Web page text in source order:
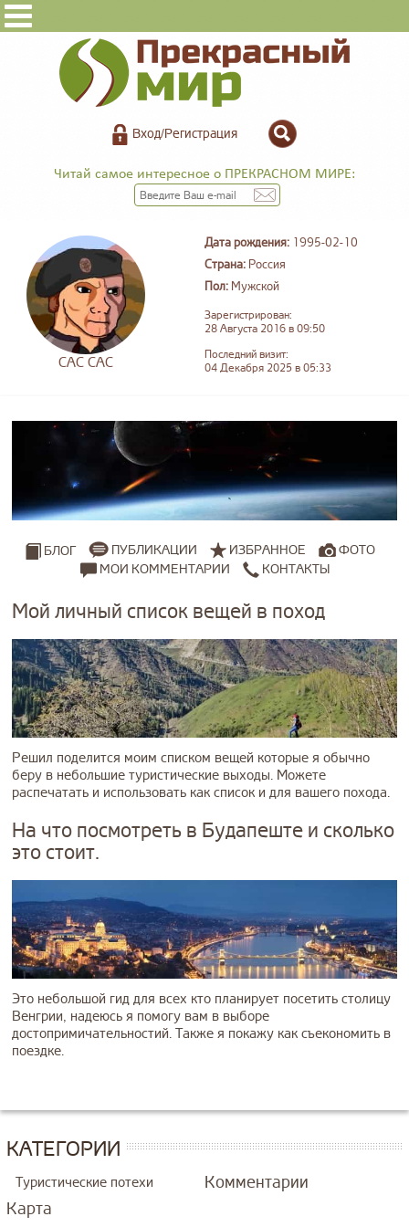
Вход/Регистрация
Читай самое интересное о ПРЕКРАСНОМ МИРЕ:
САС САС
Дата рождения: 1995-02-10
Страна: Россия
Пол: Мужской
Зарегистрирован:
28 Августа 2016 в 09:50
Последний визит:
04 Декабря 2025 в 05:33
БЛОГ ПУБЛИКАЦИИ ИЗБРАННОЕ
ФОТО
МОИ КОММЕНТАРИИ
КОНТАКТЫ
Мой личный список вещей в поход
Решил поделится моим списком вещей которые я обычно
беру в небольшие туристические выходы. Можете
распечатать и использовать как список и для вашего похода.
На что посмотреть в Будапеште и сколько
это стоит.
Это небольшой гид для всех кто планирует посетить столицу
Венгрии, надеюсь я помогу вам в выборе
достопримичательностий. Также я покажу как съекономить в
поездке.
КАТЕГОРИИ
Туристические потехи
Комментарии
Карта